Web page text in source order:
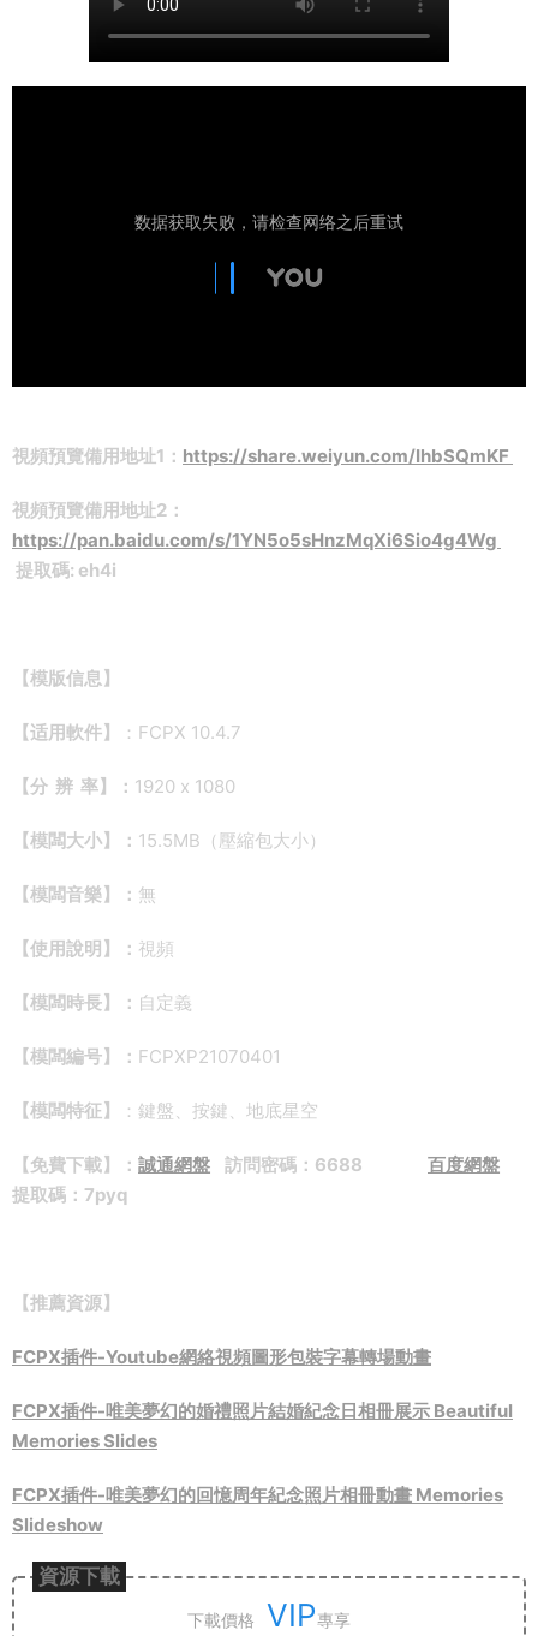
視頻預覽備用地址1： https://share.weiyun.com/IhbSQmKF
視頻預覽備用地址2：
https://pan.baidu.com/s/1YN5o5sHnzMqXi6Sio4g4Wg
提取碼: eh4i
【模版信息】
【适用軟件】 ：FCPX 10.4.7
【分 辨 率】： 1920 x 1080
【模闆大小】： 15.5MB（壓縮包大小）
【模闆音樂】： 無
【使用說明】： 視頻
【模闆時長】： 自定義
【模闆編号】： FCPXP21070401
【模闆特征】 ：鍵盤、按鍵、地底星空
【免費下載】： 誠通網盤 訪問密碼：6688 百度網盤
提取碼：7pyq
【推薦資源】
FCPX插件-Youtube網絡視頻圖形包裝字幕轉場動畫
FCPX插件-唯美夢幻的婚禮照片結婚紀念日相冊展示 Beautiful
Memories Slides
FCPX插件-唯美夢幻的回憶周年紀念照片相冊動畫 Memories
Slideshow
資源下載
下載價格 VIP專享